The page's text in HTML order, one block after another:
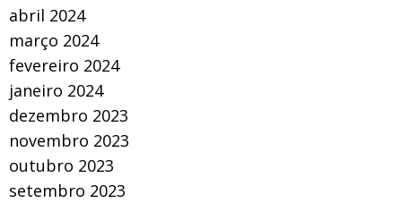
abril 2024
março 2024
fevereiro 2024
janeiro 2024
dezembro 2023
novembro 2023
outubro 2023
setembro 2023